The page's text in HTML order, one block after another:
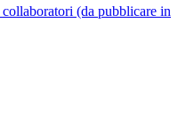
(da pubblicare in